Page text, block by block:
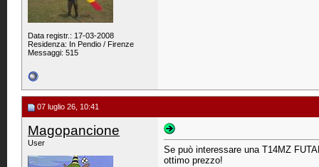
Data registr.: 17-03-2008
Residenza: In Pendio / Firenze
Messaggi: 515
07 luglio 26, 10:41
Magopancione
User
Se può interessare una T14MZ
ottimo prezzo!